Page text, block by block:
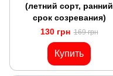
(летний сорт, ранний
срок созревания)
130 грн 169 грн
Купить